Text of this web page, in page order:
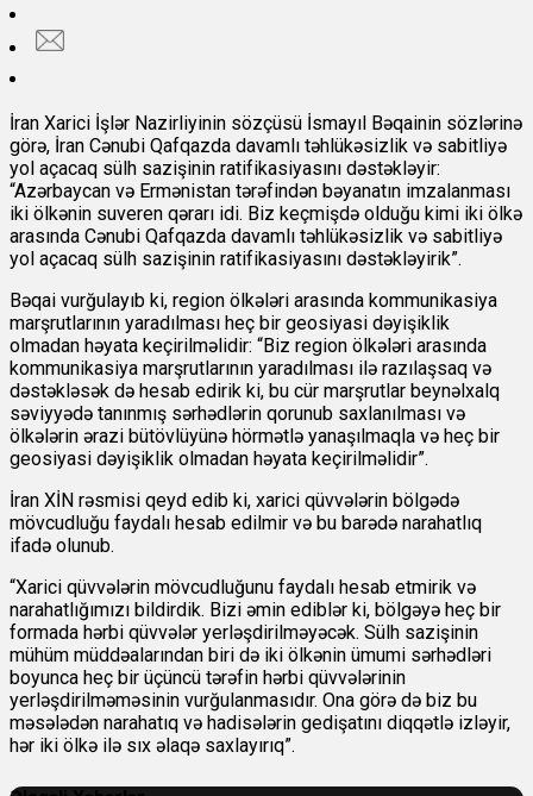
İran Xarici İşlər Nazirliyinin sözçüsü İsmayıl Bəqainin sözlərinə
görə, İran Cənubi Qafqazda davamlı təhlükəsizlik və sabitliyə
yol açacaq sülh sazişinin ratifikasiyasını dəstəkləyir:
“Azərbaycan və Ermənistan tərəfindən bəyanatın imzalanması
iki ölkənin suveren qərarı idi. Biz keçmişdə olduğu kimi iki ölkə
arasında Cənubi Qafqazda davamlı təhlükəsizlik və sabitliyə
yol açacaq sülh sazişinin ratifikasiyasını dəstəkləyirik”.
Bəqai vurğulayıb ki, region ölkələri arasında kommunikasiya
marşrutlarının yaradılması heç bir geosiyasi dəyişiklik
olmadan həyata keçirilməlidir: “Biz region ölkələri arasında
kommunikasiya marşrutlarının yaradılması ilə razılaşsaq və
dəstəkləsək də hesab edirik ki, bu cür marşrutlar beynəlxalq
səviyyədə tanınmış sərhədlərin qorunub saxlanılması və
ölkələrin ərazi bütövlüyünə hörmətlə yanaşılmaqla və heç bir
geosiyasi dəyişiklik olmadan həyata keçirilməlidir”.
İran XİN rəsmisi qeyd edib ki, xarici qüvvələrin bölgədə
mövcudluğu faydalı hesab edilmir və bu barədə narahatlıq
ifadə olunub.
“Xarici qüvvələrin mövcudluğunu faydalı hesab etmirik və
narahatlığımızı bildirdik. Bizi əmin ediblər ki, bölgəyə heç bir
formada hərbi qüvvələr yerləşdirilməyəcək. Sülh sazişinin
mühüm müddəalarından biri də iki ölkənin ümumi sərhədləri
boyunca heç bir üçüncü tərəfin hərbi qüvvələrinin
yerləşdirilməməsinin vurğulanmasıdır. Ona görə də biz bu
məsələdən narahatıq və hadisələrin gedişatını diqqətlə izləyir,
hər iki ölkə ilə sıx əlaqə saxlayırıq”.